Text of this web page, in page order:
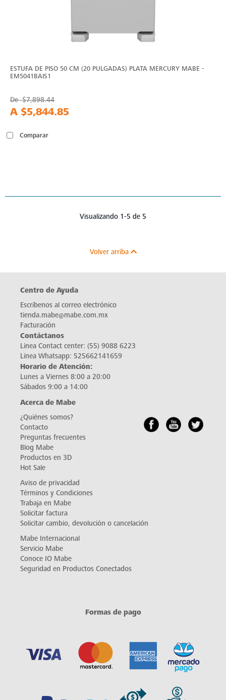
ESTUFA DE PISO 50 CM (20 PULGADAS) PLATA MERCURY MABE -
EM5041BAIS1
De$7,898.44
A $5,844.85
Comparar
Visualizando 1-5 de 5
Volver arriba
Centro de Ayuda
Escríbenos al correo electrónico
tienda.mabe@mabe.com.mx
Facturación
Contáctanos
Línea Contact center: (55) 9088 6223
Línea Whatsapp: 525662141659
Horario de Atención:
Lunes a Viernes 8:00 a 20:00
Sábados 9:00 a 14:00
Acerca de Mabe
¿Quiénes somos?
Contacto
Preguntas frecuentes
Blog Mabe
Productos en 3D
Hot Sale
Aviso de privacidad
Términos y Condiciones
Trabaja en Mabe
Solicitar factura
Solicitar cambio, devolución o cancelación
Mabe Internacional
Servicio Mabe
Conoce IO Mabe
Seguridad en Productos Conectados
Formas de pago